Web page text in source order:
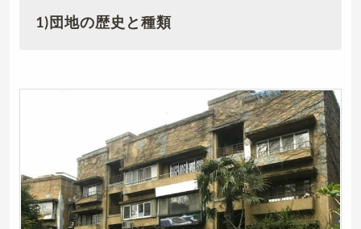
1)団地の歴史と種類